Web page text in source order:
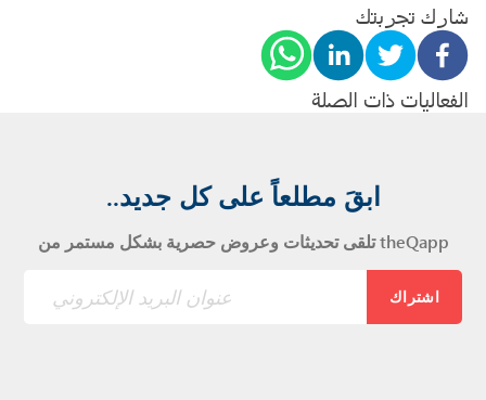
شارك تجربتك
الفعاليات ذات الصلة
..ابقَ مطلعاً على كل جديد
تلقى تحديثات وعروض حصرية بشكل مستمر من theQapp
اشتراك